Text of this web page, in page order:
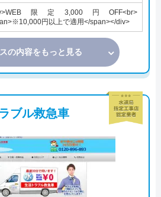
限定3,000円OFF<br>
円以上で適用</span></div>
の内容をもっと見る
ブル救急車